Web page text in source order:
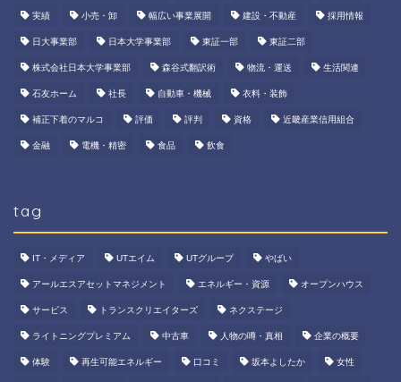
実績 小売・卸 幅広い事業展開 建設・不動産 採用情報
日大事業部 日本大学事業部 東証一部 東証二部
株式会社日本大学事業部 森谷式翻訳術 物流・運送 生活関連
石友ホーム 社長 自動車・機械 衣料・装飾
補正下着のマルコ 評価 評判 資格 近畿産業信用組合
金融 電機・精密 食品 飲食
tag
IT・メディア UTエイム UTグループ やばい
アールエスアセットマネジメント エネルギー・資源 オープンハウス
サービス トランスクリエイターズ ネクステージ
ライトニングプレミアム 中古車 人物の噂・真相 企業の概要
体験 再生可能エネルギー 口コミ 坂本よしたか 女性